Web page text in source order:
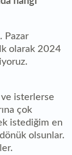
Pazar
olarak 2024
ve isterlerse
çok
istediğim en
olsunlar.